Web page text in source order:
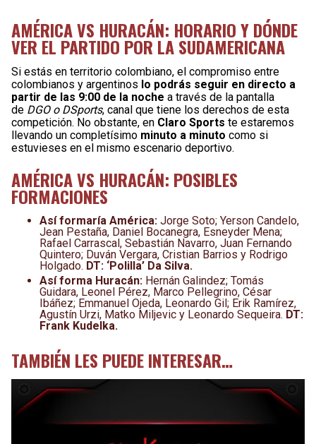
AMÉRICA VS HURACÁN: HORARIO Y DÓNDE
VER EL PARTIDO POR LA SUDAMERICANA
Si estás en territorio colombiano, el compromiso entre
colombianos y argentinos lo podrás seguir en directo a
partir de las 9:00 de la noche a través de la pantalla
de DGO o DSports, canal que tiene los derechos de esta
competición. No obstante, en Claro Sports te estaremos
llevando un completísimo minuto a minuto como si
estuvieses en el mismo escenario deportivo.
AMÉRICA VS HURACÁN: POSIBLES
FORMACIONES
Así formaría América: Jorge Soto; Yerson Candelo,
Jean Pestaña, Daniel Bocanegra, Esneyder Mena;
Rafael Carrascal, Sebastián Navarro, Juan Fernando
Quintero; Duván Vergara, Cristian Barrios y Rodrigo
Holgado. DT: ‘Polilla’ Da Silva.
Así forma Huracán: Hernán Galindez; Tomás
Guidara, Leonel Pérez, Marco Pellegrino, César
Ibáñez; Emmanuel Ojeda, Leonardo Gil; Erik Ramírez,
Agustín Urzi, Matko Miljevic y Leonardo Sequeira. DT:
Frank Kudelka.
TAMBIÉN LES PUEDE INTERESAR…